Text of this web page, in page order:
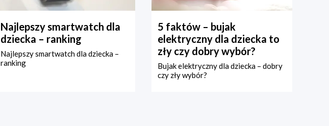
Najlepszy smartwatch dla
dziecka – ranking
Najlepszy smartwatch dla dziecka –
ranking
5 faktów – bujak
elektryczny dla dziecka to
zły czy dobry wybór?
Bujak elektryczny dla dziecka – dobry
czy zły wybór?